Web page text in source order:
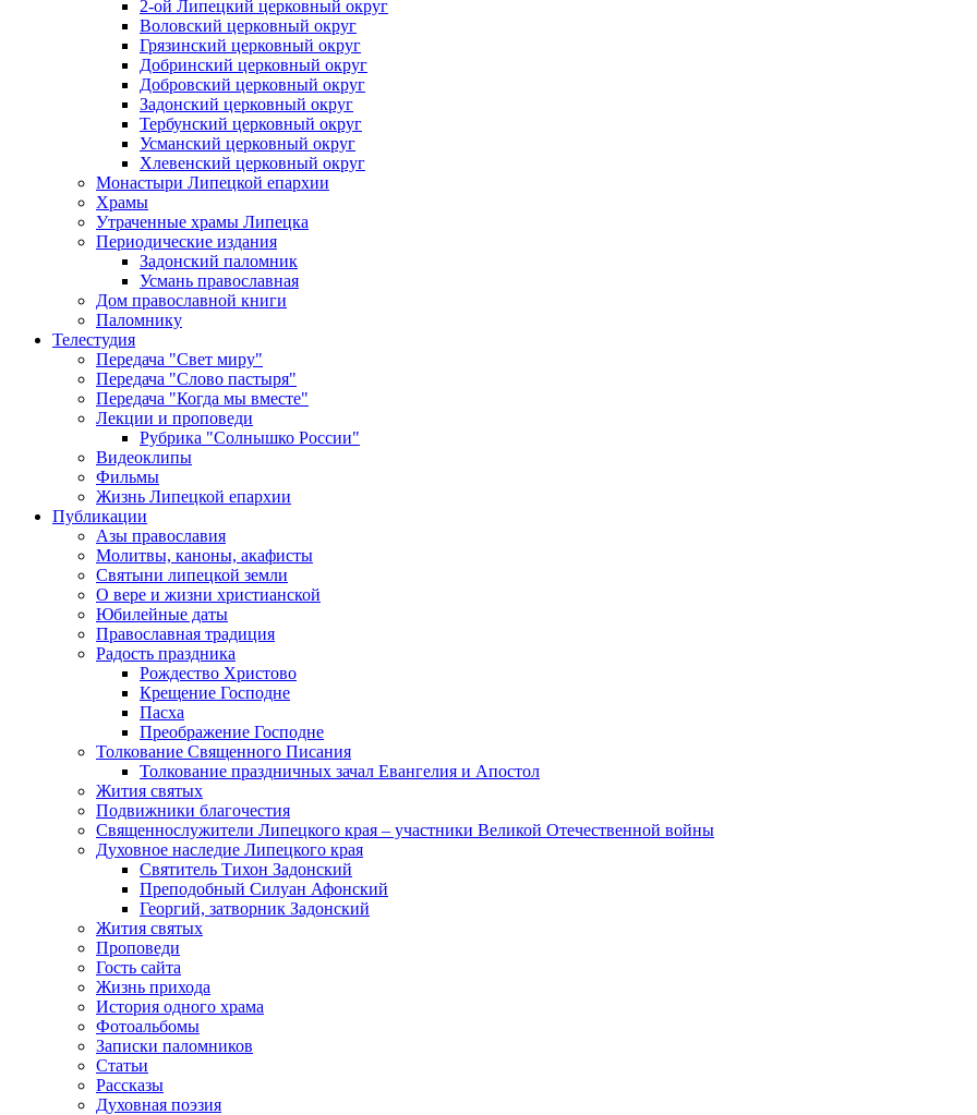
2-ой Липецкий церковный округ
Воловский церковный округ
Грязинский церковный округ
Добринский церковный округ
Добровский церковный округ
Задонский церковный округ
Тербунский церковный округ
Усманский церковный округ
Хлевенский церковный округ
Монастыри Липецкой епархии
Храмы
Утраченные храмы Липецка
Периодические издания
Задонский паломник
Усмань православная
Дом православной книги
Паломнику
Телестудия
Передача "Свет миру"
Передача "Слово пастыря"
Передача "Когда мы вместе"
Лекции и проповеди
Рубрика "Солнышко России"
Видеоклипы
Фильмы
Жизнь Липецкой епархии
Публикации
Азы православия
Молитвы, каноны, акафисты
Святыни липецкой земли
О вере и жизни христианской
Юбилейные даты
Православная традиция
Радость праздника
Рождество Христово
Крещение Господне
Пасха
Преображение Господне
Толкование Священного Писания
Толкование праздничных зачал Евангелия и Апостол
Жития святых
Подвижники благочестия
Священнослужители Липецкого края – участники Великой Отечественной войны
Духовное наследие Липецкого края
Святитель Тихон Задонский
Преподобный Силуан Афонский
Георгий, затворник Задонский
Жития святых
Проповеди
Гость сайта
Жизнь прихода
История одного храма
Фотоальбомы
Записки паломников
Статьи
Рассказы
Духовная поэзия